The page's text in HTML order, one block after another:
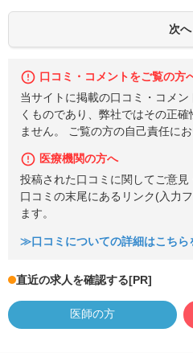
口コミ・コメントをご覧の方
当サイトに掲載の口コミ・コメ
くものであり、弊社ではその正
ません。 ご覧の方の自己責任に
医療機関の方へ
投稿された口コミに関してご意
口コミの末尾にあるリンク(入力
ます。
≫口コミについての詳細はこちら
直近の求人を確認する[PR]
医師の方